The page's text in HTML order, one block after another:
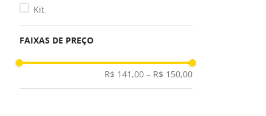
Kit
FAIXAS DE PREÇO
R$ 141,00 – R$ 150,00